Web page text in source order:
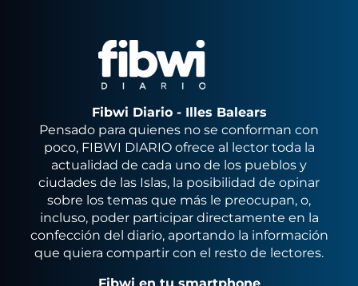
Fibwi Diario - Illes Balears
Pensado para quienes no se conforman con
poco, FIBWI DIARIO ofrece al lector toda la
actualidad de cada uno de los pueblos y
ciudades de las Islas, la posibilidad de opinar
sobre los temas que más le preocupan, o,
incluso, poder participar directamente en la
confección del diario, aportando la información
que quiera compartir con el resto de lectores.